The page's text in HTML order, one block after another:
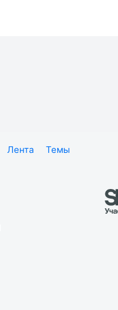
Лента
Темы